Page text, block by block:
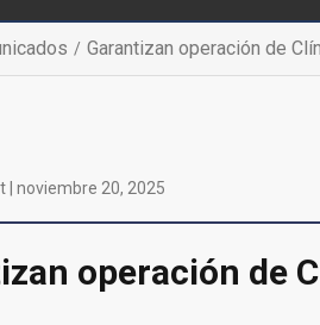
Garantizan operación de
| noviembre 20, 2025
operación de